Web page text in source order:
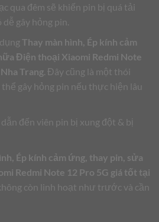
qua đêm sẽ khiến pin bị quá tải
gây hỏng pin.
Thay màn hình, Ép kính cảm
Điện thoại Xiaomi Redmi Note
Trang. Đây cũng là một thói
gây hỏng pin nếu thực hiện lâu
đến viên pin bị xung đột & bị
Ép kính cảm ứng, thay pin, sửa
Redmi Note 12 Pro 5G giá tốt tại
còn linh hoạt như trước và cần